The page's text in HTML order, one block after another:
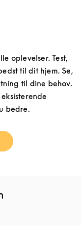
oplevelser. Test,
til dit hjem. Se,
til dine behov.
bedre.
in New Tab